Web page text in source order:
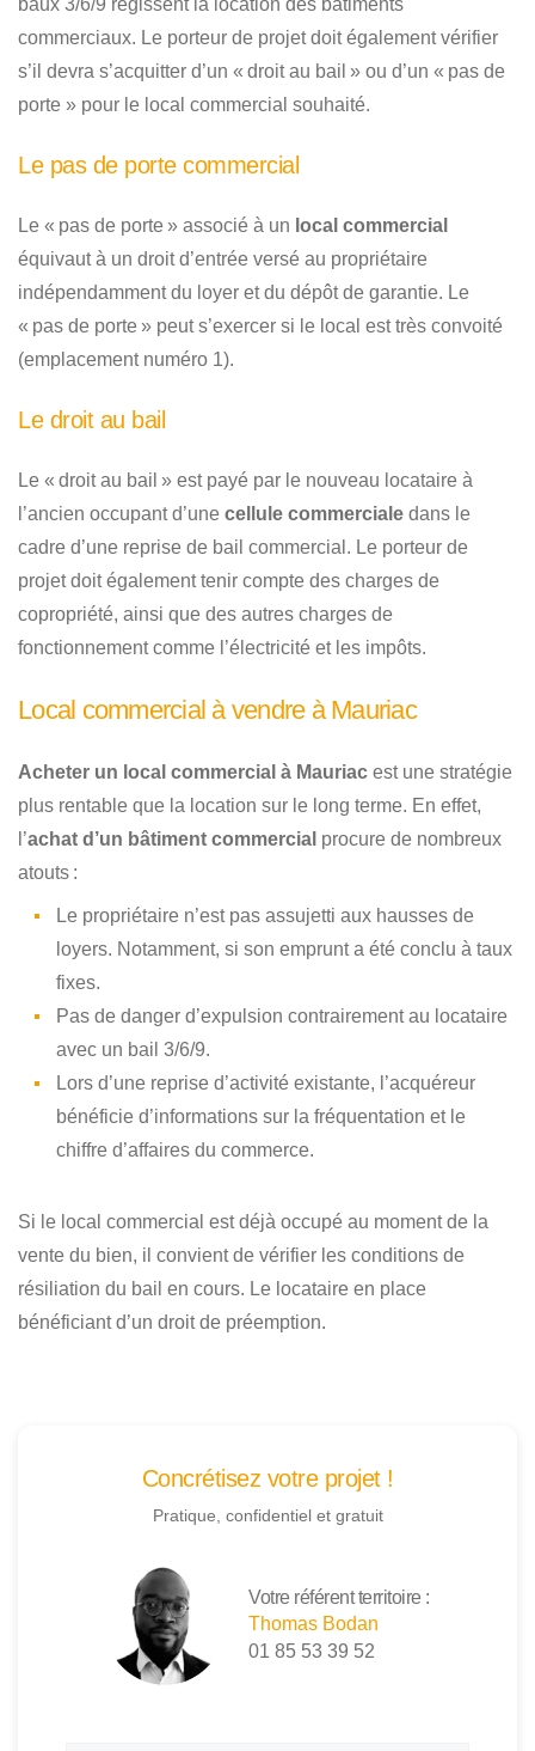
baux 3/6/9 régissent la location des bâtiments
commerciaux. Le porteur de projet doit également vérifier
s’il devra s’acquitter d’un « droit au bail » ou d’un « pas de
porte » pour le local commercial souhaité.
Le pas de porte commercial
Le « pas de porte » associé à un local commercial
équivaut à un droit d’entrée versé au propriétaire
indépendamment du loyer et du dépôt de garantie. Le
« pas de porte » peut s’exercer si le local est très convoité
(emplacement numéro 1).
Le droit au bail
Le « droit au bail » est payé par le nouveau locataire à
l’ancien occupant d’une cellule commerciale dans le
cadre d’une reprise de bail commercial. Le porteur de
projet doit également tenir compte des charges de
copropriété, ainsi que des autres charges de
fonctionnement comme l’électricité et les impôts.
Local commercial à vendre à Mauriac
Acheter un local commercial à Mauriac est une stratégie
plus rentable que la location sur le long terme. En effet,
l’achat d’un bâtiment commercial procure de nombreux
atouts :
Le propriétaire n’est pas assujetti aux hausses de
loyers. Notamment, si son emprunt a été conclu à taux
fixes.
Pas de danger d’expulsion contrairement au locataire
avec un bail 3/6/9.
Lors d’une reprise d’activité existante, l’acquéreur
bénéficie d’informations sur la fréquentation et le
chiffre d’affaires du commerce.
Si le local commercial est déjà occupé au moment de la
vente du bien, il convient de vérifier les conditions de
résiliation du bail en cours. Le locataire en place
bénéficiant d’un droit de préemption.
Concrétisez votre projet !
Pratique, confidentiel et gratuit
Votre référent territoire :
Thomas Bodan
01 85 53 39 52